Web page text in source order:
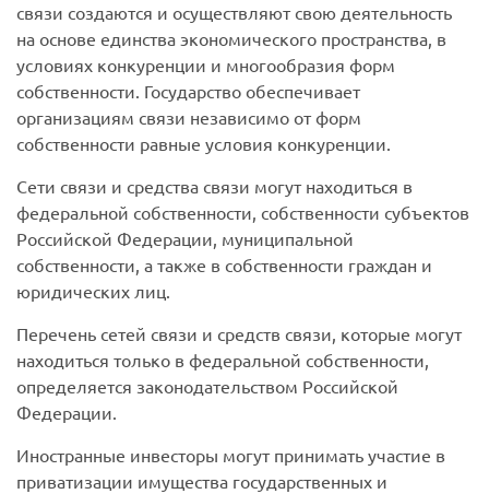
связи создаются и осуществляют свою деятельность
на основе единства экономического пространства, в
условиях конкуренции и многообразия форм
собственности. Государство обеспечивает
организациям связи независимо от форм
собственности равные условия конкуренции.
Сети связи и средства связи могут находиться в
федеральной собственности, собственности субъектов
Российской Федерации, муниципальной
собственности, а также в собственности граждан и
юридических лиц.
Перечень сетей связи и средств связи, которые могут
находиться только в федеральной собственности,
определяется законодательством Российской
Федерации.
Иностранные инвесторы могут принимать участие в
приватизации имущества государственных и